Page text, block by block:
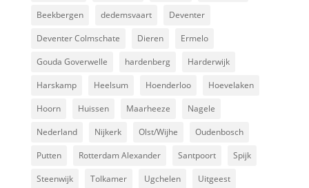
Beekbergen
dedemsvaart
Deventer
Deventer Colmschate
Dieren
Ermelo
Gouda Goverwelle
hardenberg
Harderwijk
Harskamp
Heelsum Hoenderloo
Hoevelaken
Hoorn
Huissen Maarheeze
Nagele
Nederland
Nijkerk Olst/Wijhe
Oudenbosch
Putten
Rotterdam Alexander Santpoort
Spijk
Steenwijk
Tolkamer Ugchelen
Uitgeest